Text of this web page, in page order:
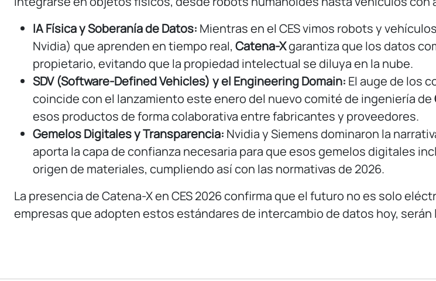
IA Física y Soberanía de Datos: Mientras en el CES vimos robots y
Nvidia) que aprenden en tiempo real, Catena-Xgarantiza que los datos
propietario, evitando que la propiedad intelectual se diluya en la nube.
SDV (Software-Defined Vehicles) y el Engineering Domain: El auge de los
coincide con el lanzamiento este enero del nuevo comité de ingeniería de
esos productos de forma colaborativa entre fabricantes y proveedores.
Gemelos Digitales y Transparencia: Nvidia y Siemens dominaron la
aporta la capa de confianza necesaria para que esos gemelos digitales
origen de materiales, cumpliendo así con las normativas de 2026.
La presencia de Catena-X en CES 2026 confirma que el futuro no es solo
empresas que adopten estos estándares de intercambio de datos hoy,